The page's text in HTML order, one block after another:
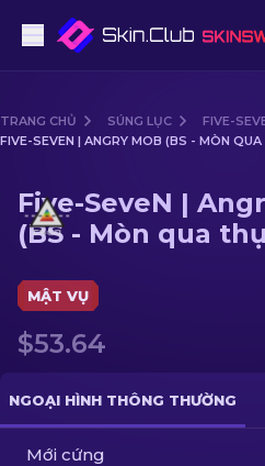
Tầm trung
Súng trường
Dao
Hòm
TRANG CHỦ SÚNG LỤC
FIVE-
FIVE-SEVEN | ANGRY MOB (BS - MÒN QUA
Media of Five-SeveN |
Five-SeveN |
(BS - Mòn qua
MẬT VỤ
$53.64
NGOẠI HÌNH THÔNG THƯỜNG
Mới cứng